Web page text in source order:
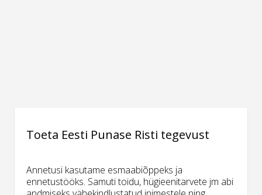
Toeta Eesti Punase Risti tegevust
Annetusi kasutame esmaabiõppeks ja
ennetustööks. Samuti toidu, hügieenitarvete jm abi